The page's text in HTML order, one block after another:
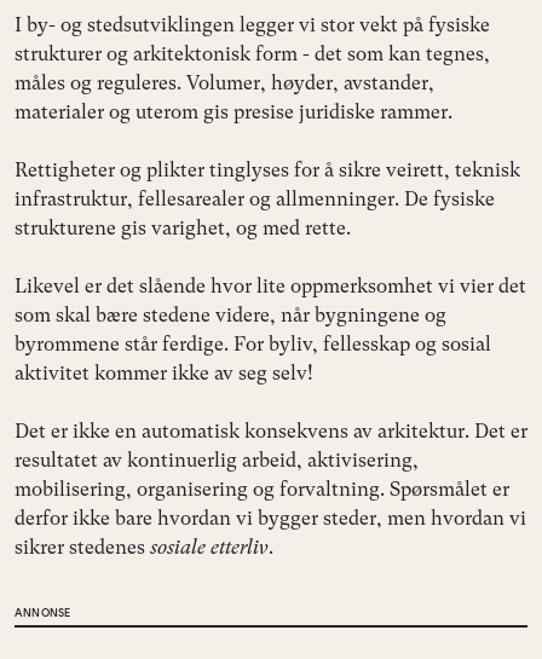
I by- og stedsutviklingen legger vi stor vekt på fysiske
strukturer og arkitektonisk form - det som kan tegnes,
måles og reguleres. Volumer, høyder, avstander,
materialer og uterom gis presise juridiske rammer.
Rettigheter og plikter tinglyses for å sikre veirett, teknisk
infrastruktur, fellesarealer og allmenninger. De fysiske
strukturene gis varighet, og med rette.
Likevel er det slående hvor lite oppmerksomhet vi vier det
som skal bære stedene videre, når bygningene og
byrommene står ferdige. For byliv, fellesskap og sosial
aktivitet kommer ikke av seg selv!
Det er ikke en automatisk konsekvens av arkitektur. Det er
resultatet av kontinuerlig arbeid, aktivisering,
mobilisering, organisering og forvaltning. Spørsmålet er
derfor ikke bare hvordan vi bygger steder, men hvordan vi
sikrer stedenes sosiale etterliv.
ANNONSE